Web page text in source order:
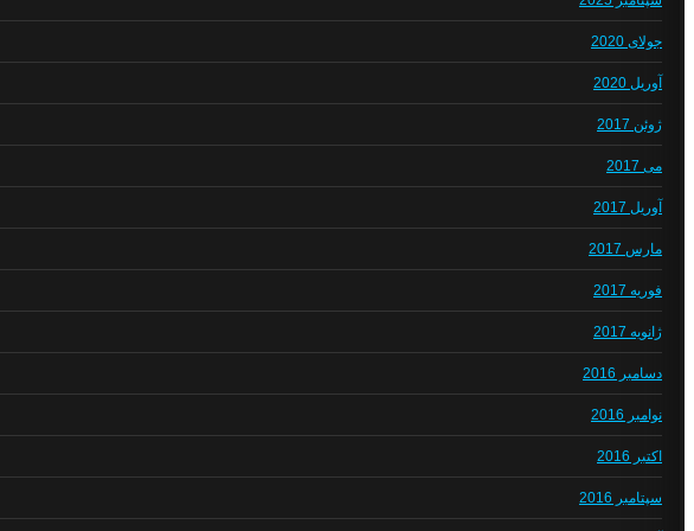
جولای 2020
آوریل 2020
ژوئن 2017
می 2017
آوریل 2017
مارس 2017
فوریه 2017
ژانویه 2017
دسامبر 2016
نوامبر 2016
اکتبر 2016
سپتامبر 2016